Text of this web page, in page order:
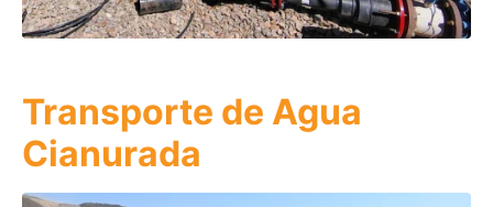
Transporte de Agua
Cianurada